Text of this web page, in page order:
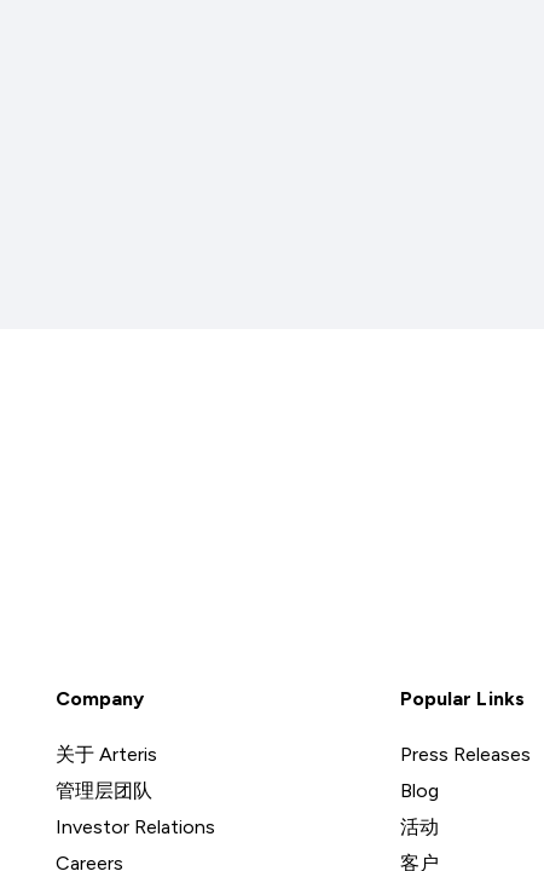
Company
关于 Arteris
管理层团队
Investor Relations
Careers
Popular Links
Press Releases
Blog
活动
客户